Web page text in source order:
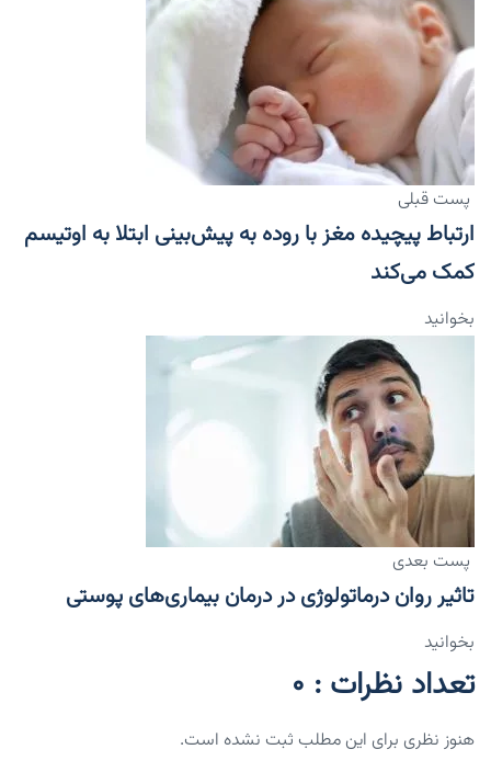
پست قبلی
ارتباط پیچیده مغز با روده به پیش‌بینی ابتلا به اوتیسم
کمک می‌کند
بخوانید
پست بعدی
تاثیر روان درماتولوژی در درمان بیماری‌های پوستی
بخوانید
تعداد نظرات : 0
هنوز نظری برای این مطلب ثبت نشده است.